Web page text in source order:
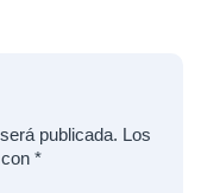
publicada. Los
*